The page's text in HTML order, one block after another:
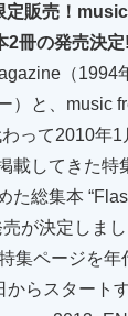
定販売！
2冊の発売決定
（1994
）と、music
って2010年
載してきた特
た総集本
が決定しまし
集ページを年
からスタート